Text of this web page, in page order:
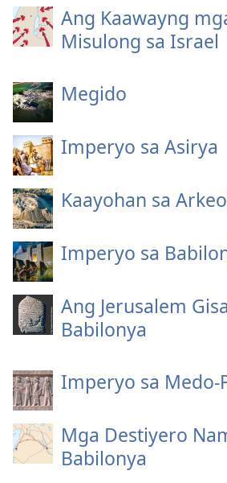
Ang Kaawayng
Misulong sa Israel
Megido
Imperyo sa Asirya
Kaayohan sa
Imperyo sa
Ang Jerusalem
Babilonya
Imperyo sa Medo-
Mga Destiyero
Babilonya